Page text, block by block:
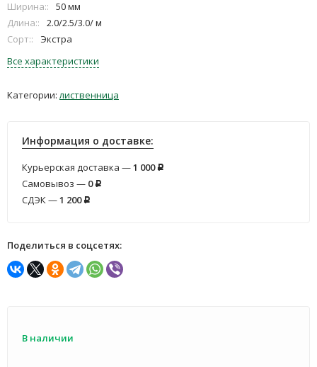
Ширина::
50 мм
Длина::
2.0/2.5/3.0/ м
Сорт::
Экстра
Все характеристики
Категории:лиственница
Информация о доставке:
Курьерская доставка —1 000 Р
Самовывоз — 0 Р
СДЭК —1 200 Р
Поделиться в соцсетях:
В наличии